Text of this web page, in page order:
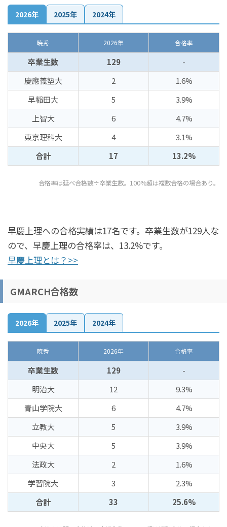
2026年 2025年 2024年
暁秀 2026年 合格率
卒業生数 129
-
慶應義塾大
2
1.6%
早稲田大
5
3.9%
上智大
6
4.7%
東京理科大
4
3.1%
合計
17 13.2%
合格率は延べ合格数÷卒業生数。100%超は複数合格の場合あり。
早慶上理への合格実績は17名です。卒業生数が129人な
ので、早慶上理の合格率は、13.2%です。
早慶上理とは？>>
GMARCH合格数
2026年 2025年 2024年
暁秀 2026年 合格率
卒業生数 129
-
明治大
12
9.3%
青山学院大
6
4.7%
立教大
5
3.9%
中央大
5
3.9%
法政大
2
1.6%
学習院大
3
2.3%
合計
33 25.6%